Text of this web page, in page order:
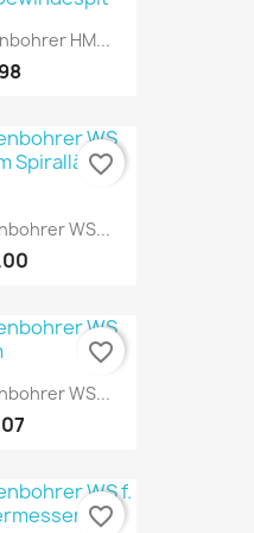
HM...
WS...
favorite_border
WS...
favorite_border
favorite_border